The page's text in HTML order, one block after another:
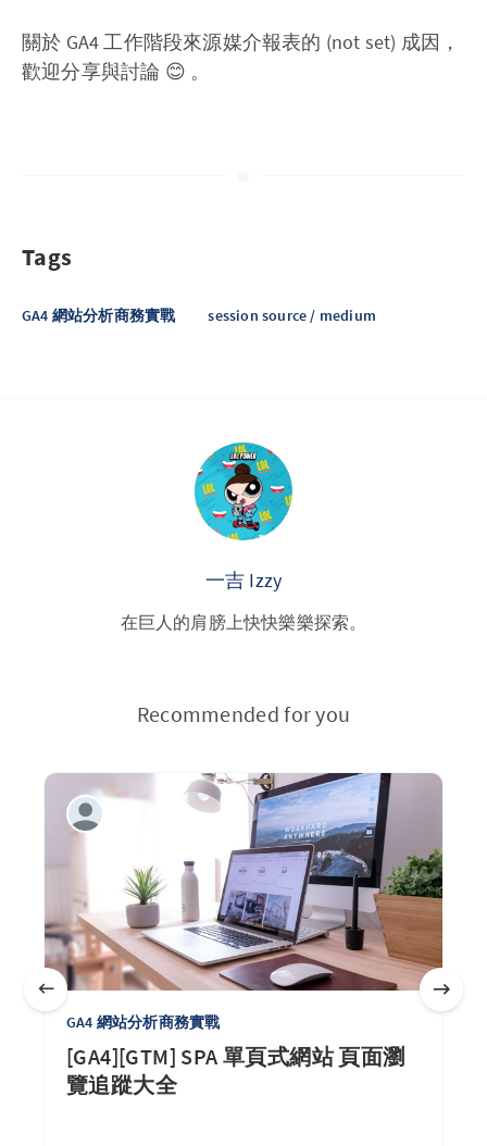
關於 GA4 工作階段來源媒介報表的 (not set) 成因，
歡迎分享與討論 😊 。
Tags
GA4 網站分析商務實戰 session source / medium
一吉 Izzy
在巨人的肩膀上快快樂樂探索。
Recommended for you
GA4 網站分析商務實戰
[GA4][GTM] SPA 單頁式網站 頁面瀏
覽追蹤大全